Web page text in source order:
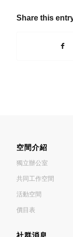
Share this
空間介紹
獨立辦公室
共同工作空間
活動空間
價目表
社群消息